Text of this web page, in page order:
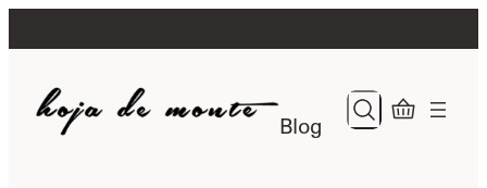
Blog
Search
Search